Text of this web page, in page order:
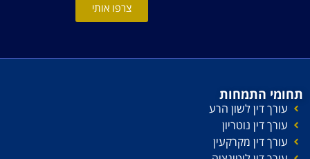
צרפו אותי
תחומי התמחות
עורך דין לשון הרע
עורך דין נוטריון
עורך דין מקרקעין